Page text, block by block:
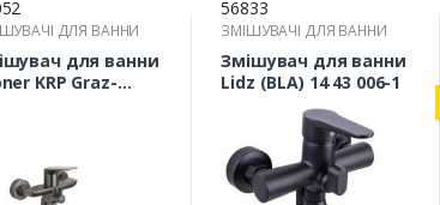
ДЛЯ ВАННИ
для ванни
KRP Graz-
56833
ЗМІШУВАЧІ ДЛЯ ВАННИ
Змішувач для ванни
Lidz (BLA) 14 43 006-1